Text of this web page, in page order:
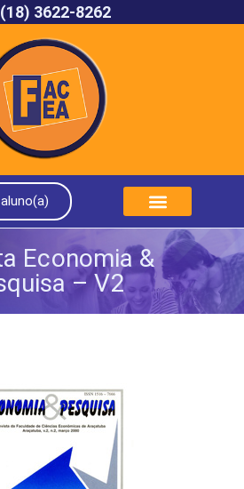
(18) 3622-8262
Economia &
– V2